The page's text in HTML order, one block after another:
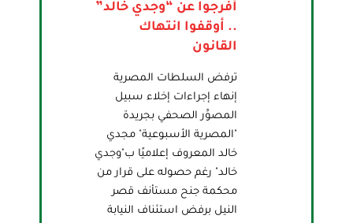
أفرجوا عن “وجدي خالد”
.. أوقفوا انتهاك
القانون
ترفض السلطات المصرية
إنهاء إجراءات إخلاء سبيل
المصوِّر الصحفي بجريدة
"المصرية الأسبوعية" مجدي
خالد المعروف إعلاميًا ب"وجدي
خالد" رغم حصوله على قرار من
محكمة جنح مستأنف قصر
النيل برفض استئناف النيابة